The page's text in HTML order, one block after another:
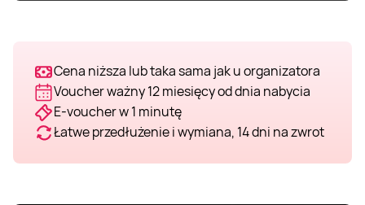
Mazury
Masaż pleców
Masaż sportowy
Jazda po torze
Jazda czołgiem
Sporty zimowe
Wspinaczka
Kurs motorowodny
SUP
Cena niższa lub taka sama jak u organizatora
Voucher ważny 12 miesięcy od dnia nabycia
E-voucher w 1 minutę
Łatwe przedłużenie i wymiana, 14 dni na zwrot